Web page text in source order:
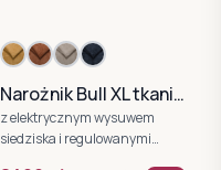
Narożnik Bull XL tkanina Eden 13
z elektrycznym wysuwem
siedziska i regulowanymi